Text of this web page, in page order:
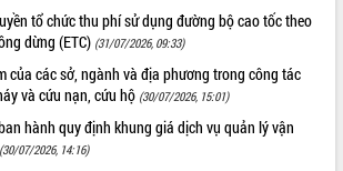
tổ chức thu phí sử dụng đường bộ cao tốc theo
dừng (ETC) (31/07/2026, 09:33)
của các sở, ngành và địa phương trong công tác
và cứu nạn, cứu hộ (30/07/2026, 15:01)
hành quy định khung giá dịch vụ quản lý vận
(30/07/2026, 14:16)